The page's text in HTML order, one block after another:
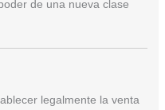
de una nueva clase
legalmente la venta